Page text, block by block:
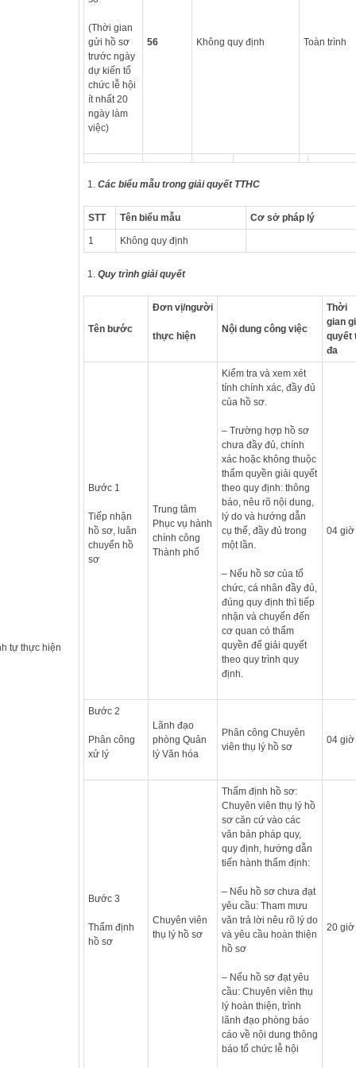
tự thực hiện
(Thời gian
gửi hồ sơ
trước ngày
dự kiến tổ
chức lễ hội
ít nhất 20
ngày làm
việc)
56 Không quy định Toàn trình
Các biểu mẫu trong giải quyết TTHC
STT Tên biểu mẫu Cơ sở pháp lý
1 Không quy định
Quy trình giải quyết
Tên bước
Đơn vị/người
thực hiện
Nội dung công việc
Thời
gian
quyết
đa
Bước 1
Tiếp nhận
hồ sơ, luân
chuyển hồ
sơ
Trung tâm
Phục vụ hành
chính công
Thành phố
Kiểm tra và xem xét
tính chính xác, đầy đủ
của hồ sơ.
– Trường hợp hồ sơ
chưa đầy đủ, chính
xác hoặc không thuộc
thẩm quyền giải quyết
theo quy định: thông
báo, nêu rõ nội dung,
lý do và hướng dẫn
cụ thể, đầy đủ trong
một lần.
– Nếu hồ sơ của tổ
chức, cá nhân đầy đủ,
đúng quy định thì tiếp
nhận và chuyển đến
cơ quan có thẩm
quyền để giải quyết
theo quy trình quy
định.
04 giờ
Bước 2
Phân công
xử lý
Lãnh đạo
phòng Quản
lý Văn hóa
Phân công Chuyên
viên thụ lý hồ sơ
04 giờ
Bước 3
Thẩm định
hồ sơ
Chuyên viên
thụ lý hồ sơ
Thẩm định hồ sơ:
Chuyên viên thụ lý hồ
sơ căn cứ vào các
văn bản pháp quy,
quy định, hướng dẫn
tiến hành thẩm định:
– Nếu hồ sơ chưa đạt
yêu cầu: Tham mưu
văn trả lời nêu rõ lý do
và yêu cầu hoàn thiện
hồ sơ
– Nếu hồ sơ đạt yêu
cầu: Chuyên viên thụ
lý hoàn thiện, trình
lãnh đạo phòng báo
cáo về nội dung thông
báo tổ chức lễ hội
20 giờ